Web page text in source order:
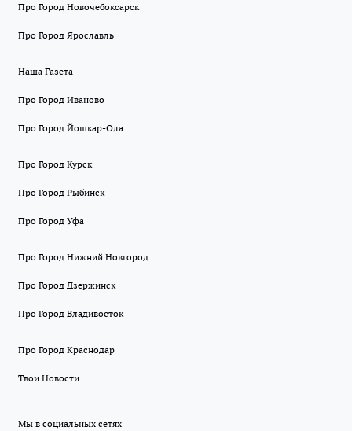
Про Город Новочебоксарск
Про Город Ярославль
Наша Газета
Про Город Иваново
Про Город Йошкар-Ола
Про Город Курск
Про Город Рыбинск
Про Город Уфа
Про Город Нижний Новгород
Про Город Дзержинск
Про Город Владивосток
Про Город Краснодар
Твои Новости
Мы в социальных сетях